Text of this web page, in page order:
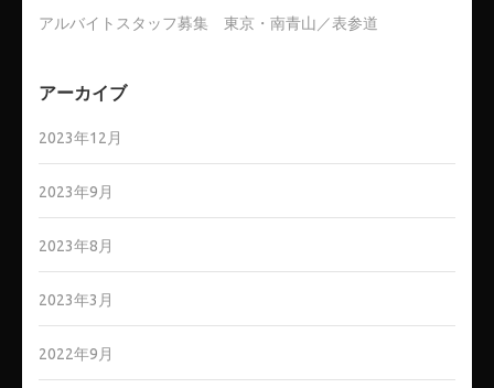
アルバイトスタッフ募集 東京・南青山／表参道
アーカイブ
2023年12月
2023年9月
2023年8月
2023年3月
2022年9月